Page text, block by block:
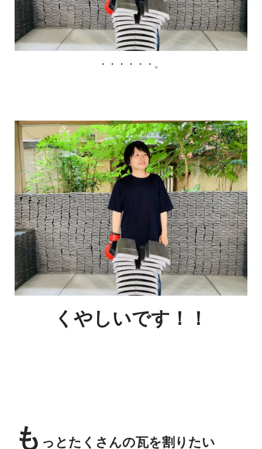
・・・・・・。
くやしいです！！
も っとたくさんの瓦を割りたい